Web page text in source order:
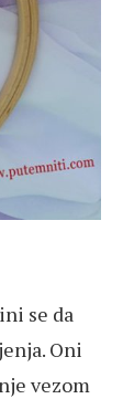
se da
Oni
vezom